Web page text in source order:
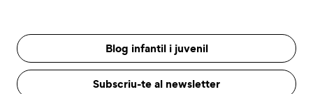
Blog infantil i juvenil
Subscriu-te al newsletter